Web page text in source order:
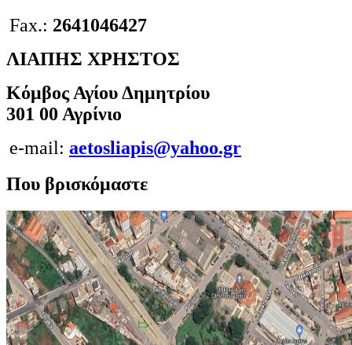
Fax.: 2641046427
ΛΙΑΠΗΣ ΧΡΗΣΤΟΣ
Κόμβος Αγίου Δημητρίου
301 00 Αγρίνιο
e-mail: aetosliapis@yahoo.gr
Που βρισκόμαστε